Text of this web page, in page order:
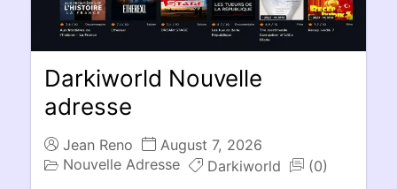
Darkiworld Nouvelle
adresse
Jean Reno
August 7, 2026
Nouvelle Adresse
Darkiworld
(0)